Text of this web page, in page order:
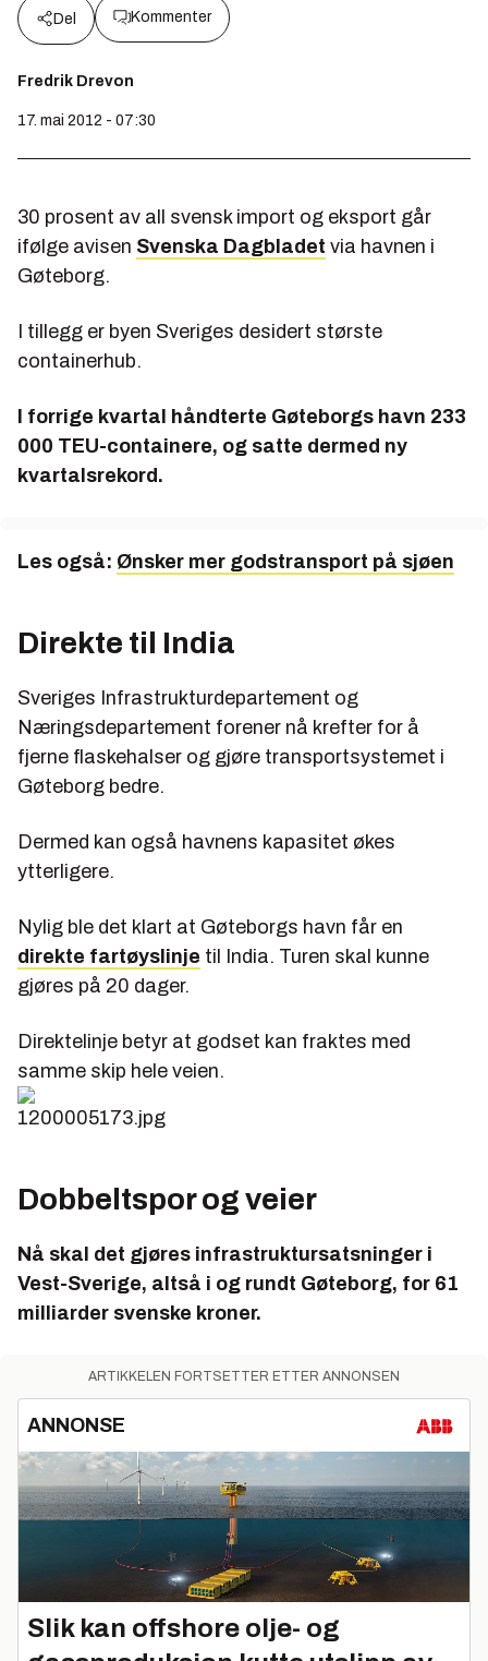
Del Kommenter
Fredrik Drevon
17. mai 2012 - 07:30
30 prosent av all svensk import og eksport går
ifølge avisen Svenska Dagbladet via havnen i
Gøteborg.
I tillegg er byen Sveriges desidert største
containerhub.
I forrige kvartal håndterte Gøteborgs havn 233
000 TEU-containere, og satte dermed ny
kvartalsrekord.
Les også: Ønsker mer godstransport på sjøen
Direkte til India
Sveriges Infrastrukturdepartement og
Næringsdepartement forener nå krefter for å
fjerne flaskehalser og gjøre transportsystemet i
Gøteborg bedre.
Dermed kan også havnens kapasitet økes
ytterligere.
Nylig ble det klart at Gøteborgs havn får en
direkte fartøyslinje til India. Turen skal kunne
gjøres på 20 dager.
Direktelinje betyr at godset kan fraktes med
samme skip hele veien.
Dobbeltspor og veier
Nå skal det gjøres infrastruktursatsninger i
Vest-Sverige, altså i og rundt Gøteborg, for 61
milliarder svenske kroner.
ARTIKKELEN FORTSETTER ETTER ANNONSEN
ANNONSE
Slik kan offshore olje- og